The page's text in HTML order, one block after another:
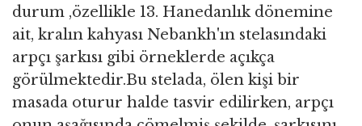
durum ,özellikle 13. Hanedanlık dönemine
ait, kralın kahyası Nebankh'ın stelasındaki
arpçı şarkısı gibi örneklerde açıkça
görülmektedir.Bu stelada, ölen kişi bir
masada oturur halde tasvir edilirken, arpçı